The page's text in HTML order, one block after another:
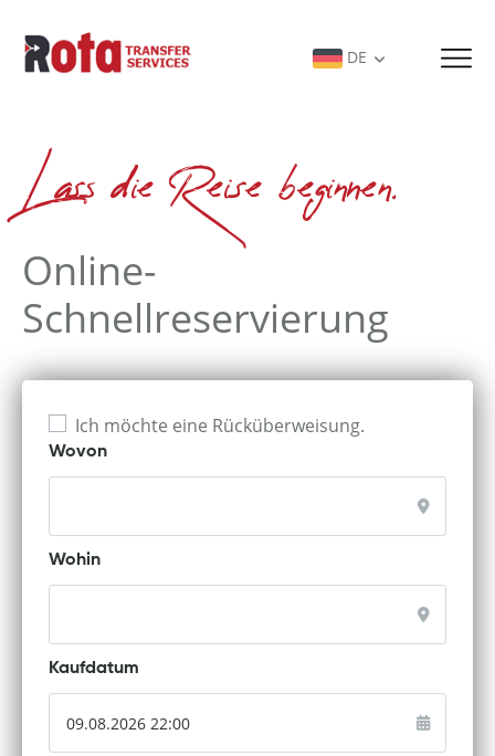
DE
Lass die Reise beginnen.
Online-
Schnellreservierung
Ich möchte eine Rücküberweisung.
Wovon
Wohin
Kaufdatum